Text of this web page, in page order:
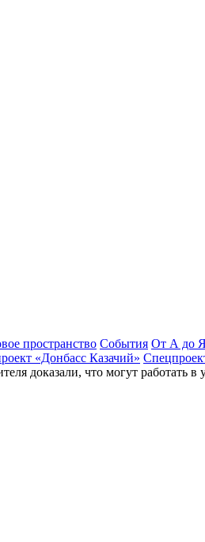
пространство События От А до
«Донбасс Казачий»